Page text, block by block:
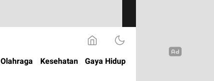
Olahraga Kesehatan Gaya Hidup